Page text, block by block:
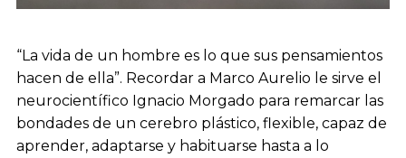
“La vida de un hombre es lo que sus pensamientos
hacen de ella”. Recordar a Marco Aurelio le sirve el
neurocientífico Ignacio Morgado para remarcar las
bondades de un cerebro plástico, flexible, capaz de
aprender, adaptarse y habituarse hasta a lo